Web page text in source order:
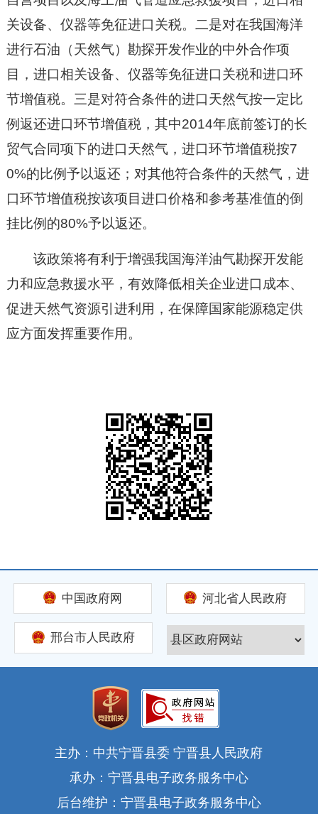
关设备、仪器等免征进口关税。二是对在我国海洋
进行石油（天然气）勘探开发作业的中外合作项
目，进口相关设备、仪器等免征进口关税和进口环
节增值税。三是对符合条件的进口天然气按一定比
例返还进口环节增值税，其中2014年底前签订的长
贸气合同项下的进口天然气，进口环节增值税按7
0%的比例予以返还；对其他符合条件的天然气，进
口环节增值税按该项目进口价格和参考基准值的倒
挂比例的80%予以返还。
该政策将有利于增强我国海洋油气勘探开发能
力和应急救援水平，有效降低相关企业进口成本、
促进天然气资源引进利用，在保障国家能源稳定供
应方面发挥重要作用。
中国政府网 河北省人民政府
邢台市人民政府
主办：中共宁晋县委 宁晋县人民政府
承办：宁晋县电子政务服务中心
后台维护：宁晋县电子政务服务中心